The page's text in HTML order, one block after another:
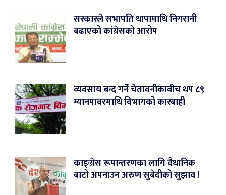
सरकारले सभापति थापामाथि निगरानी
बढाएको कांग्रेसको आरोप
व्यवसाय बन्द गर्ने चेतावनीकाबीच थप ८९
म्यानपावरमाथि विभागको कारबाही
काङ्ग्रेस रूपान्तरणका लागि वैधानिक
बाटो अपनाउन अरुण सुबेदीको सुझाव !